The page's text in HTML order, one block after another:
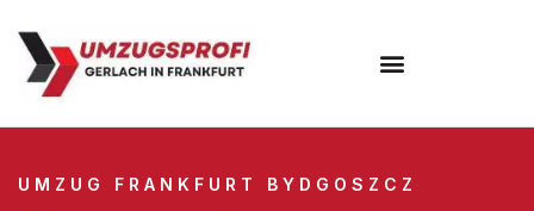
UMZUG FRANKFURT BYDGOSZCZ